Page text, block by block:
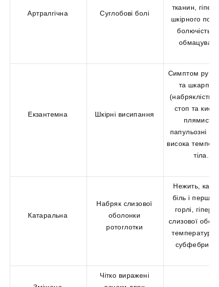
Артралгічна Суглобові болі
тканин,
шкірного
болючість
Екзантемна Шкірні висипання
Симптом
та
(набряклість
стоп та
плямисто-
папульозні
висока
тіла.
Катаральна
Набряк слизової
оболонки
ротоглотки
Нежить,
біль і
горлі,
слизової
температура
Чітко виражені